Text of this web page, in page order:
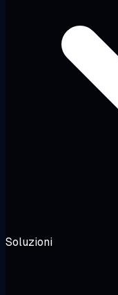
Soluzioni